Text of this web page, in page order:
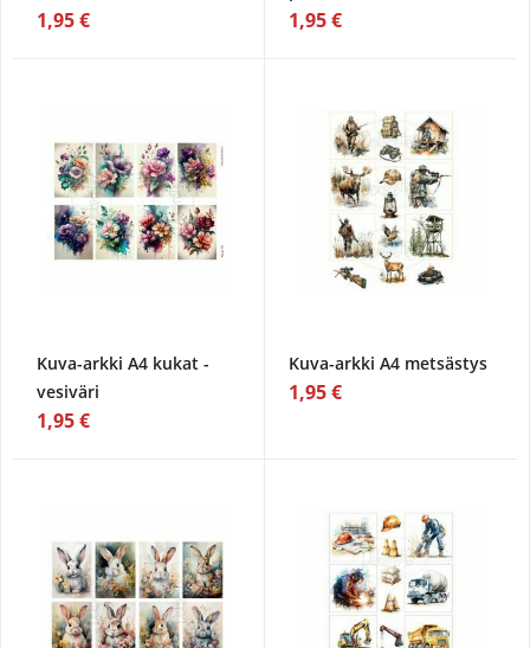
1,95 € 1,95 €
Kuva-arkki A4 kukat -
vesiväri
1,95 €
Kuva-arkki A4 metsästys
1,95 €